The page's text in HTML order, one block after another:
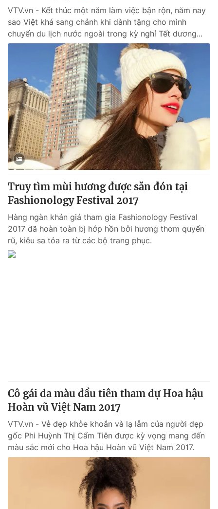
VTV.vn - Kết thúc một năm làm việc bận rộn, năm nay
sao Việt khá sang chảnh khi dành tặng cho mình
chuyến du lịch nước ngoài trong kỳ nghỉ Tết dương...
Truy tìm mùi hương được săn đón tại
Fashionology Festival 2017
Hàng ngàn khán giả tham gia Fashionology Festival
2017 đã hoàn toàn bị hớp hồn bởi hương thơm quyến
rũ, kiêu sa tỏa ra từ các bộ trang phục.
Cô gái da màu đầu tiên tham dự Hoa hậu
Hoàn vũ Việt Nam 2017
VTV.vn - Vẻ đẹp khỏe khoắn và lạ lẫm của người đẹp
gốc Phi Huỳnh Thị Cẩm Tiên được kỳ vọng mang đến
màu sắc mới cho Hoa hậu Hoàn vũ Việt Nam 2017.